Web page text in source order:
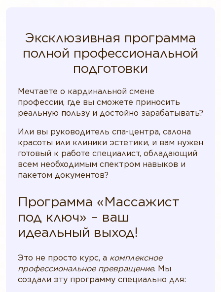
Эксклюзивная программа
полной профессиональной
подготовки
Мечтаете о кардинальной смене
профессии, где вы сможете приносить
реальную пользу и достойно зарабатывать?
Или вы руководитель спа-центра, салона
красоты или клиники эстетики, и вам нужен
готовый к работе специалист, обладающий
всем необходимым спектром навыков и
пакетом документов?
Программа «Массажист
под ключ» – ваш
идеальный выход!
Это не просто курс, а комплексное
профессиональное превращение. Мы
создали эту программу специально для: